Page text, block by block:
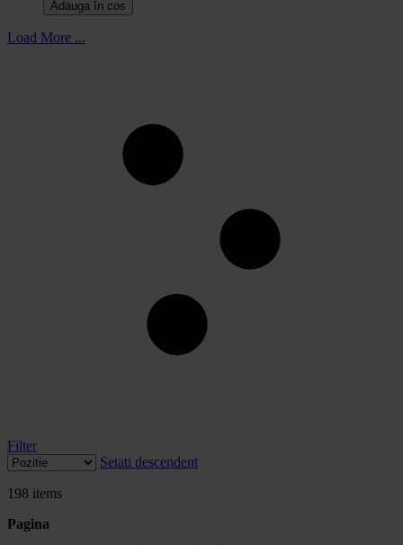
Adauga în cos
Load More ...
Filter
Setati descendent
198 items
Pagina